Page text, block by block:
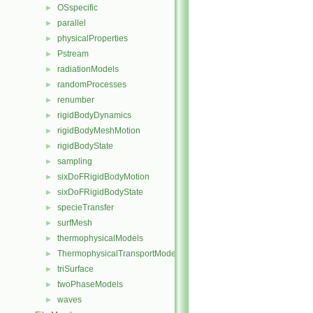
► OSspecific
► parallel
► physicalProperties
► Pstream
► radiationModels
► randomProcesses
► renumber
► rigidBodyDynamics
► rigidBodyMeshMotion
► rigidBodyState
► sampling
► sixDoFRigidBodyMotion
► sixDoFRigidBodyState
► specieTransfer
► surfMesh
► thermophysicalModels
► ThermophysicalTransportModels
► triSurface
► twoPhaseModels
► waves